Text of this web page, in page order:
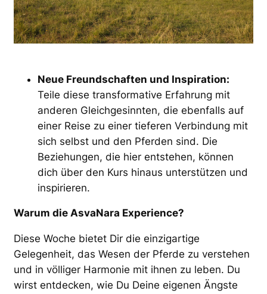
Neue Freundschaften und Inspiration:
Teile diese transformative Erfahrung mit
anderen Gleichgesinnten, die ebenfalls auf
einer Reise zu einer tieferen Verbindung mit
sich selbst und den Pferden sind. Die
Beziehungen, die hier entstehen, können
dich über den Kurs hinaus unterstützen und
inspirieren.
Warum die AsvaNara Experience?
Diese Woche bietet Dir die einzigartige
Gelegenheit, das Wesen der Pferde zu verstehen
und in völliger Harmonie mit ihnen zu leben. Du
wirst entdecken, wie Du Deine eigenen Ängste